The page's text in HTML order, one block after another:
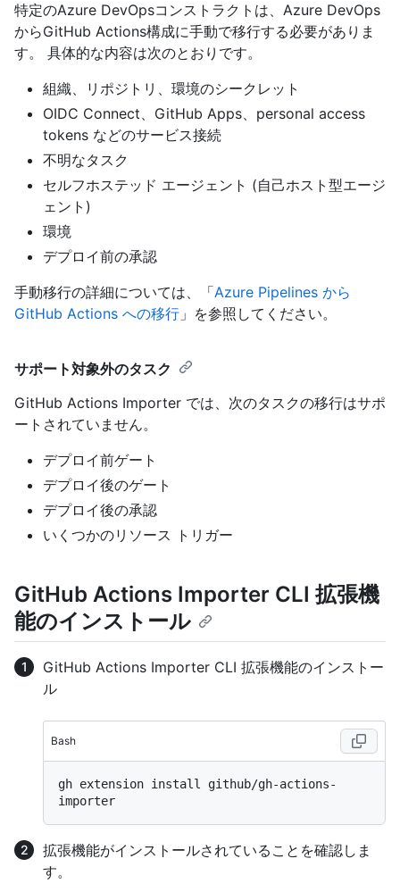
特定のAzure DevOpsコンストラクトは、Azure DevOps
からGitHub Actions構成に手動で移行する必要がありま
す。 具体的な内容は次のとおりです。
組織、リポジトリ、環境のシークレット
OIDC Connect、GitHub Apps、personal access
tokens などのサービス接続
不明なタスク
セルフホステッド エージェント (自己ホスト型エージ
ェント)
環境
デプロイ前の承認
手動移行の詳細については、「Azure Pipelines から
GitHub Actions への移行 」を参照してください。
サポート対象外のタスク
GitHub Actions Importer では、次のタスクの移行はサポ
ートされていません。
デプロイ前ゲート
デプロイ後のゲート
デプロイ後の承認
いくつかのリソース トリガー
GitHub Actions Importer CLI 拡張機
能のインストール
GitHub Actions Importer CLI 拡張機能のインストー
ル
Bash
gh extension install github/gh-actions-
拡張機能がインストールされていることを確認しま
す。